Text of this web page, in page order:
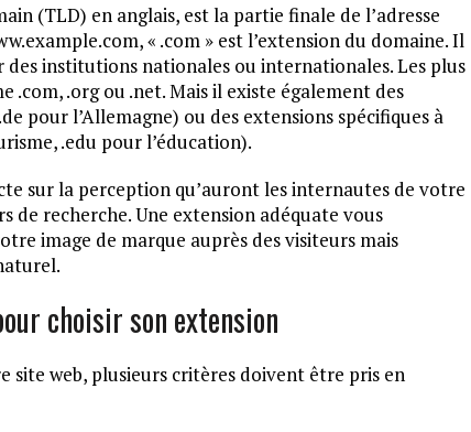
(TLD) en anglais, est la partie finale de l’adresse
« .com » est l’extension du domaine. Il
des institutions nationales ou internationales. Les plus
.com, .org ou .net. Mais il existe également des
pour l’Allemagne) ou des extensions spécifiques à
.edu pour l’éducation).
sur la perception qu’auront les internautes de votre
de recherche. Une extension adéquate vous
image de marque auprès des visiteurs mais
choisir son extension
site web, plusieurs critères doivent être pris en